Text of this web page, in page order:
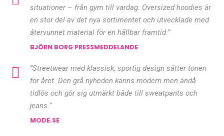
situationer – från gym till vardag. Oversized hoodies är
en stor del av det nya sortimentet och utvecklade med
återvunnet material för en hållbar framtid.”
BJÖRN BORG PRESSMEDDELANDE
“Streetwear med klassisk, sportig design sätter tonen
för året. Den grå nyheden känns modern men ändå
tidlös och gör sig utmärkt både till sweatpants och
jeans.”
MODE.SE